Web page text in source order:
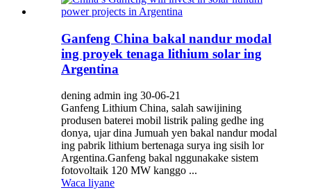
Ganfeng China bakal nandur modal
ing proyek tenaga lithium solar ing
Argentina
dening admin ing 30-06-21
Ganfeng Lithium China, salah sawijining
produsen baterei mobil listrik paling gedhe ing
donya, ujar dina Jumuah yen bakal nandur modal
ing pabrik lithium bertenaga surya ing sisih lor
Argentina.Ganfeng bakal nggunakake sistem
fotovoltaik 120 MW kanggo ...
Waca liyane